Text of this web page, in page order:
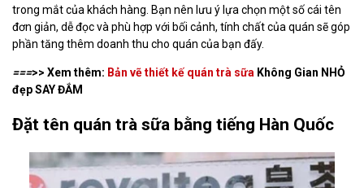
trong mắt của khách hàng. Bạn nên lưu ý lựa chọn một số cái tên
đơn giản, dễ đọc và phù hợp với bối cảnh, tính chất của quán sẽ góp
phần tăng thêm doanh thu cho quán của bạn đấy.
===>> Xem thêm: Bản vẽ thiết kế quán trà sữa Không Gian NHỎ
đẹp SAY ĐẮM
Đặt tên quán trà sữa bằng tiếng Hàn Quốc